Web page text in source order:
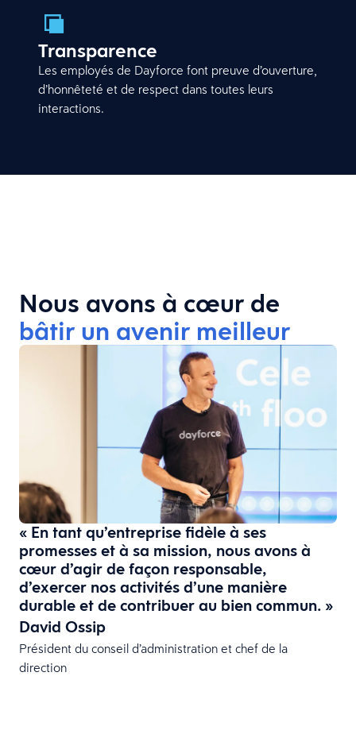
Transparence
Les employés de Dayforce font preuve d’ouverture,
d’honnêteté et de respect dans toutes leurs
interactions.
Nous avons à cœur de
bâtir un avenir meilleur
« En tant qu’entreprise fidèle à ses
promesses et à sa mission, nous avons à
cœur d’agir de façon responsable,
d’exercer nos activités d’une manière
durable et de contribuer au bien commun. »
David Ossip
Président du conseil d’administration et chef de la
direction